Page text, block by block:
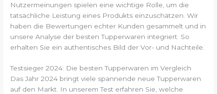
Nutzermeinungen spielen eine wichtige Rolle, um die
tatsächliche Leistung eines Produkts einzuschätzen. Wir
haben die Bewertungen echter Kunden gesammelt und in
unsere Analyse der besten Tupperwaren integriert. So
erhalten Sie ein authentisches Bild der Vor- und Nachteile.
Testsieger 2024: Die besten Tupperwaren im Vergleich
Das Jahr 2024 bringt viele spannende neue Tupperwaren
auf den Markt. In unserem Test erfahren Sie, welche